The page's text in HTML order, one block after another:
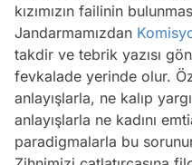
kızımızın failinin
Jandarmamızdan
takdir ve tebrik yazısı
fevkalade yerinde olur.
anlayışlarla, ne kalıp
anlayışlarla ne kadını
paradigmalarla bu